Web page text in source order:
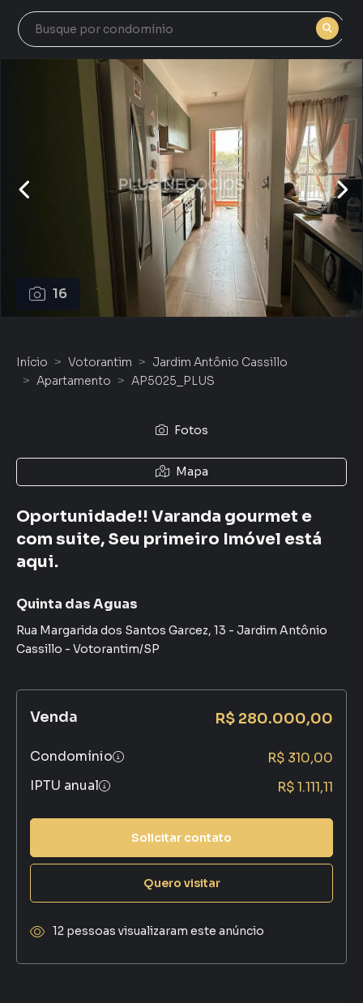
16
Início Votorantim
Jardim Antônio Cassillo
Apartamento
AP5025_PLUS
Fotos
Mapa
Oportunidade!! Varanda gourmet e
com suite, Seu primeiro Imóvel está
aqui.
Quinta das Aguas
Rua Margarida dos Santos Garcez, 13 - Jardim Antônio
Cassillo - Votorantim/SP
Venda R$ 280.000,00
Condomínio
R$ 310,00
IPTU anual
R$ 1.111,11
Solicitar contato
Quero visitar
12 pessoas visualizaram este anúncio